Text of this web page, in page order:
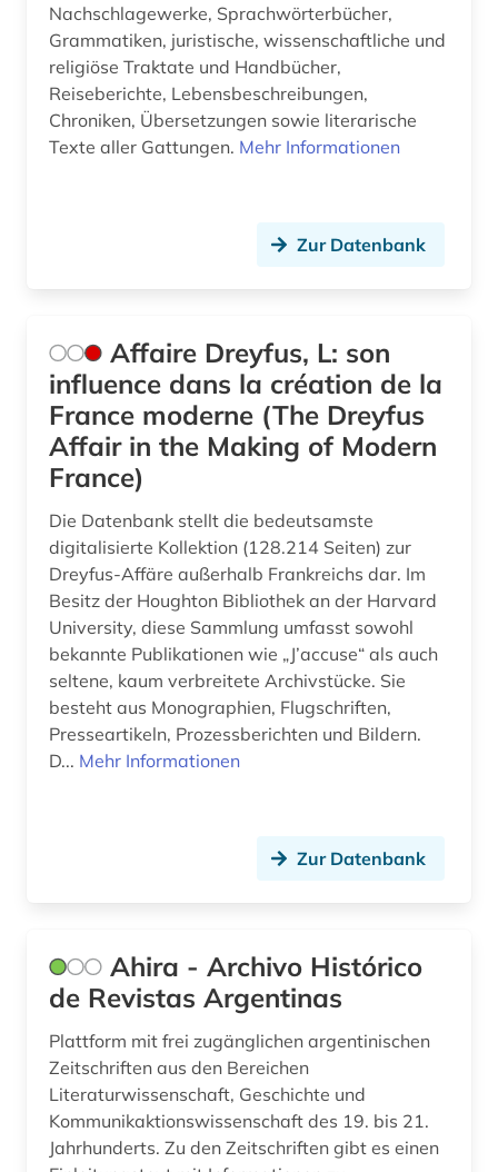
dreyfus-affäre (1)
drittes reich (2)
druckwerk (7)
dänisch (2)
elektronische bibliothek (1)
elektronische publikation (1)
elektronische ressource (1)
elektronisches buch (19)
elektronisches publizieren (1)
england (1)
englisch (35)
englische literatur (1)
enzyklopädie (11)
fachdidaktik (13)
fachliteratur (1)
fachportal (1)
fernando pessoa (1)
Nachschlagewerke, Sprachwörterbücher,
Grammatiken, juristische, wissenschaftliche und
religiöse Traktate und Handbücher,
Reiseberichte, Lebensbeschreibungen,
Chroniken, Übersetzungen sowie literarische
Texte aller Gattungen. Mehr Informationen
Zur Datenbank
Affaire Dreyfus, L: son
influence dans la création de la
France moderne (The Dreyfus
Affair in the Making of Modern
France)
Die Datenbank stellt die bedeutsamste
digitalisierte Kollektion (128.214 Seiten) zur
Dreyfus-Affäre außerhalb Frankreichs dar. Im
Besitz der Houghton Bibliothek an der Harvard
University, diese Sammlung umfasst sowohl
bekannte Publikationen wie „J’accuse“ als auch
seltene, kaum verbreitete Archivstücke. Sie
besteht aus Monographien, Flugschriften,
Presseartikeln, Prozessberichten und Bildern.
D... Mehr Informationen
Zur Datenbank
Ahira - Archivo Histórico
de Revistas Argentinas
Plattform mit frei zugänglichen argentinischen
Zeitschriften aus den Bereichen
Literaturwissenschaft, Geschichte und
Kommunikaktionswissenschaft des 19. bis 21.
Jahrhunderts. Zu den Zeitschriften gibt es einen